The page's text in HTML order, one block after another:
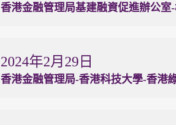
香港金融管理局基建融資促進辦公
2024年2月29日
香港金融管理局-香港科技大學-香港